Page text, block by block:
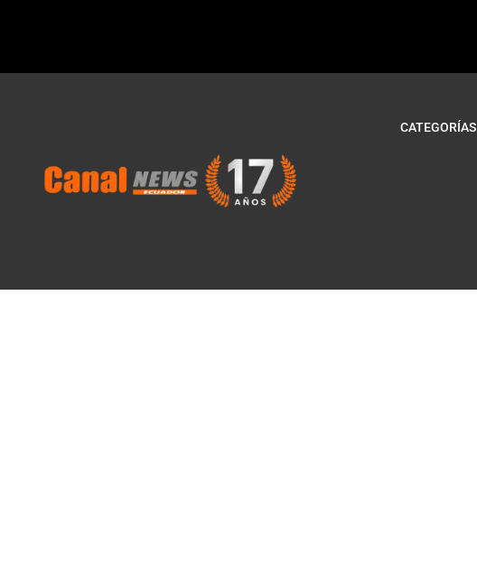
CATEGORÍAS